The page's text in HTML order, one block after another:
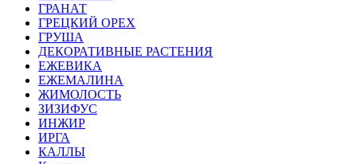
ГРАНАТ
ГРЕЦКИЙ ОРЕХ
ГРУША
ДЕКОРАТИВНЫЕ РАСТЕНИЯ
ЕЖЕВИКА
ЕЖЕМАЛИНА
ЖИМОЛОСТЬ
ЗИЗИФУС
ИНЖИР
ИРГА
КАЛЛЫ